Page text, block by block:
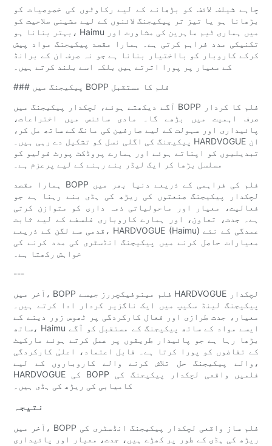
چاہے شیلف لائف کو بڑھانے کے لیے رکاوٹوں کی خصوصیات کو
بڑھانا ہو یا تیز تر پیکیجنگ لائنوں کے لیے مشینی صلاحیت کو
بہتر بنانا ہو، Haimu میں ہماری ٹیم ماہرین کی مشاورت اور
تکنیکی مدد فراہم کرتی ہے۔ ہمارا مقصد پیکیجنگ مواد پیش
کرکے کاروبار کو بااختیار بنانا ہے جو نہ صرف ان کے برانڈ
کے معیار پر پورا اترتے ہیں بلکہ اسے بلند کرتے ہیں۔
### پیکیجنگ میں BOPP فلم کا مستقبل
آگے دیکھتے ہوئے، لچکدار پیکیجنگ میں BOPP فلم کا کردار
صرف اہمیت میں بڑھے گا۔ مادی سائنس میں اختراعات،
پائیداری اور سہولت کے لیے صارفین کی مانگ کے ساتھ مل کر،
پیکیجنگ کی اگلی نسل کو تشکیل دے رہی ہیں۔ HARDVOGUE ان
تبدیلیوں کو اپناتے ہوئے اور ہمارے پروڈکٹ پورٹ فولیو کو
مسلسل بڑھا کر ایک لیڈر بنے رہنے کے لیے پرعزم ہے۔
ہمارا مقصد BOPP فلم کی فراہمی کے ذریعے دنیا بھر میں
لچکدار پیکیجنگ صنعتوں کی ریڑھ کی ہڈی بنے رہنا ہے جو
فعالیت، معیار اور ماحولیاتی ذمہ داری کو متوازن کرتی
ہے۔ جدت، تعاون، اور ہمارے کاروباری فلسفے کے لیے ثابت
قدمی سے لگن کے ذریعے، HARDVOGUE (Haimu) عمدگی کے نئے
معیارات حاصل کرنے میں پیکیجنگ انڈسٹری کی مدد کرنے کی
خواہش رکھتا ہے۔
---
آخر میں، BOPP فلم مینوفیکچررز جیسے HARDVOGUE لچکدار
پیکیجنگ لینڈ سکیپ میں ایک ناگزیر کردار ادا کرتے ہیں۔
معیار، جدت طرازی اور فعال کارکردگی پر ٹھوس زور دینے کے
ساتھ، Haimu ایسے مواد کے ساتھ پیکیجنگ کے مستقبل کو آگے
بڑھا رہا ہے جو پائیدار طریقوں پر عمل کرتے ہوئے مارکیٹ
کے تقاضوں کو پورا کرتا ہے۔ قابل اعتماد، اعلیٰ کارکردگی
والے پیکیجنگ حل تلاش کرنے والے کاروباروں کے لیے،
HARDVOGUE کی BOPP فلمیں واقعی لچکدار پیکیجنگ کی
کامیابی کی ریڑھ کی ہڈی ہیں۔
نتیجہ
آخر میں، BOPP فلم ساز واقعی لچکدار پیکیجنگ انڈسٹری کی
ریڑھ کی ہڈی کے طور پر کھڑے ہیں، جدت، معیار اور پائیداری